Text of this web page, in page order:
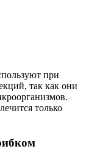
при
так как они
только